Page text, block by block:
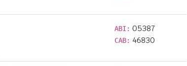
ABI: 05387
CAB: 46830